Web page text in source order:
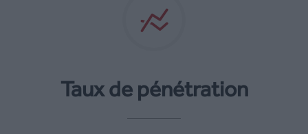
Taux de pénétration